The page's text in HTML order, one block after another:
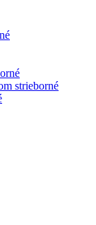
strieborné